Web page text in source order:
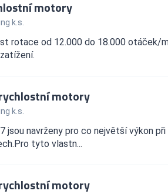
motory
k.s.
rotace od 12.000 do 18.000 otáček/
motory
k.s.
jsou navrženy pro co největší výkon
tyto vlastn...
motory